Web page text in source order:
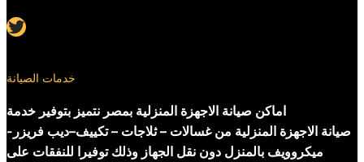
Twitter
خدمات الصيانة
اماكن صيانة الاجهزة المنزلية بمصر نتميز بتوفير خدمة
صيانة الاجهزة المنزلية من غسالات – ثلاجات – تكييف–ديب فريزر-
ميكروويف بالمنزل دون نقل الجهاز وذلك توفيرا للنفقات على